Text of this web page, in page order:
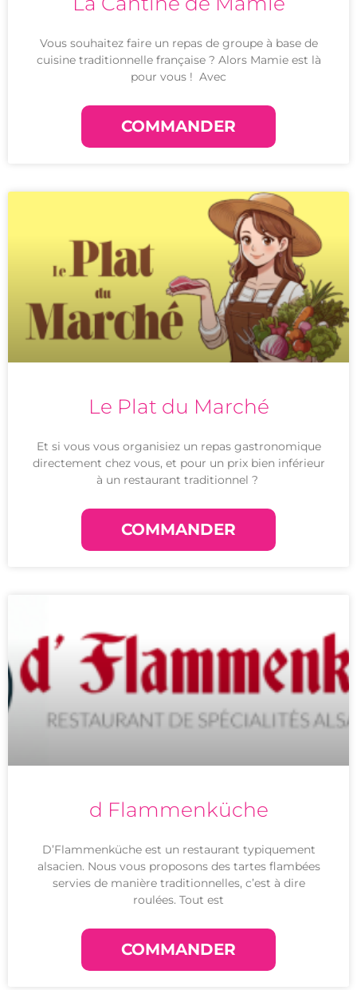
Vous souhaitez faire un repas de groupe à base de
cuisine traditionnelle française ? Alors Mamie est là
pour vous ! Avec
COMMANDER
Le Plat du Marché
Et si vous vous organisiez un repas gastronomique
directement chez vous, et pour un prix bien inférieur
à un restaurant traditionnel ?
COMMANDER
d Flammenküche
D’Flammenküche est un restaurant typiquement
alsacien. Nous vous proposons des tartes flambées
servies de manière traditionnelles, c’est à dire
roulées. Tout est
COMMANDER